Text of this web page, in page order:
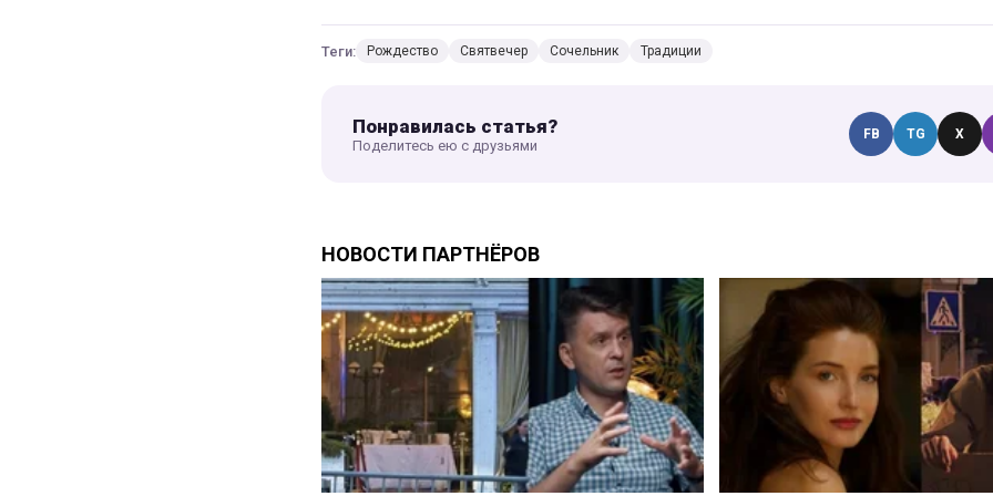
Теги: Рождество Святвечер Сочельник Традиции
Понравилась статья?
Поделитесь ею с друзьями
FB TG X